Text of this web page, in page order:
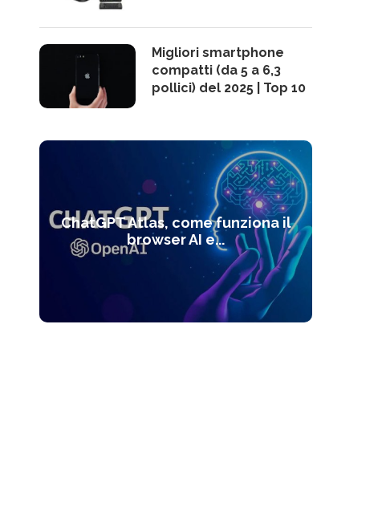
Migliori smartphone
compatti (da 5 a 6,3
pollici) del 2025 | Top 10
ChatGPT Atlas, come funziona il
browser AI e...